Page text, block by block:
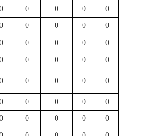
0 0 0 0 0
0 0 0 0 0
0 0 0 0 0
0 0 0 0 0
0 0 0 0 0
0 0 0 0 0
0 0 0 0 0